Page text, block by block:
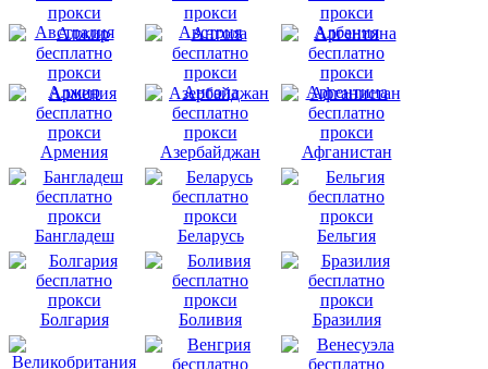
Австралия Австрия Албания
Алжир Ангола Аргентина
Армения Азербайджан Афганистан
Бангладеш Беларусь Бельгия
Болгария Боливия Бразилия